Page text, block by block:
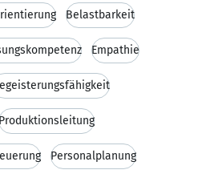
Belastbarkeit
Empathie
Personalplanung